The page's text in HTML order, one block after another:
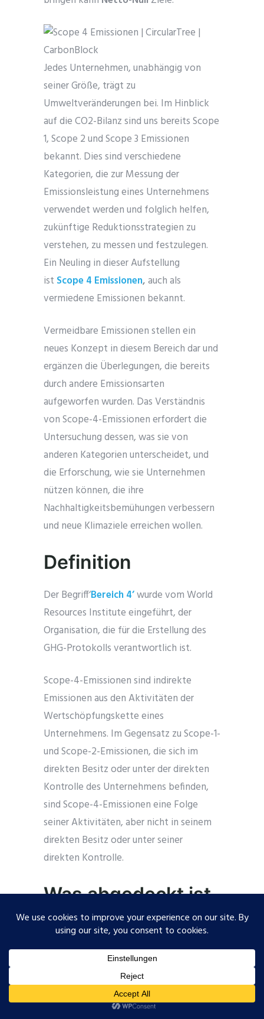
Jedes Unternehmen, unabhängig von
seiner Größe, trägt zu
Umweltveränderungen bei. Im Hinblick
auf die CO2-Bilanz sind uns bereits Scope
1, Scope 2 und Scope 3 Emissionen
bekannt. Dies sind verschiedene
Kategorien, die zur Messung der
Emissionsleistung eines Unternehmens
verwendet werden und folglich helfen,
zukünftige Reduktionsstrategien zu
verstehen, zu messen und festzulegen.
Ein Neuling in dieser Aufstellung
ist Scope 4 Emissionen,auch als
vermiedene Emissionen bekannt.
Vermeidbare Emissionen stellen ein
neues Konzept in diesem Bereich dar und
ergänzen die Überlegungen, die bereits
durch andere Emissionsarten
aufgeworfen wurden. Das Verständnis
von Scope-4-Emissionen erfordert die
Untersuchung dessen, was sie von
anderen Kategorien unterscheidet, und
die Erforschung, wie sie Unternehmen
nützen können, die ihre
Nachhaltigkeitsbemühungen verbessern
und neue Klimaziele erreichen wollen.
Definition
Der Begriff‘Bereich 4’wurde vom World
Resources Institute eingeführt, der
Organisation, die für die Erstellung des
GHG-Protokolls verantwortlich ist.
Scope-4-Emissionen sind indirekte
Emissionen aus den Aktivitäten der
Wertschöpfungskette eines
Unternehmens. Im Gegensatz zu Scope-1-
und Scope-2-Emissionen, die sich im
direkten Besitz oder unter der direkten
Kontrolle des Unternehmens befinden,
sind Scope-4-Emissionen eine Folge
seiner Aktivitäten, aber nicht in seinem
direkten Besitz oder unter seiner
direkten Kontrolle.
Was abgedeckt ist
Scope 4 Emissionen können erheblich zur
Unternehmens beitragen. Die
Vernachlässigung dieser Emissionen kann
zu einem unvollständigen Verständnis der